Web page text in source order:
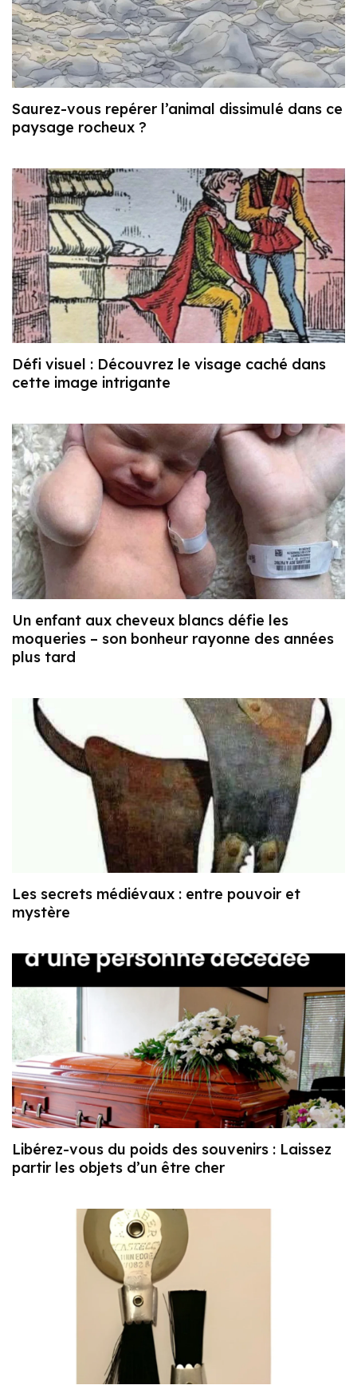
Saurez-vous repérer l’animal dissimulé dans ce
paysage rocheux ?
Défi visuel : Découvrez le visage caché dans
cette image intrigante
Un enfant aux cheveux blancs défie les
moqueries – son bonheur rayonne des années
plus tard
Les secrets médiévaux : entre pouvoir et
mystère
Libérez-vous du poids des souvenirs : Laissez
partir les objets d’un être cher